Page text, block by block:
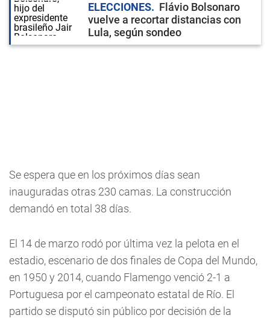
ELECCIONES
Flávio Bolsonaro
vuelve a recortar distancias con
Lula, según sondeo
Se espera que en los próximos días sean
inauguradas otras 230 camas. La construcción
demandó en total 38 días.
El 14 de marzo rodó por última vez la pelota en el
estadio, escenario de dos finales de Copa del Mundo,
en 1950 y 2014, cuando Flamengo venció 2-1 a
Portuguesa por el campeonato estatal de Río. El
partido se disputó sin público por decisión de la